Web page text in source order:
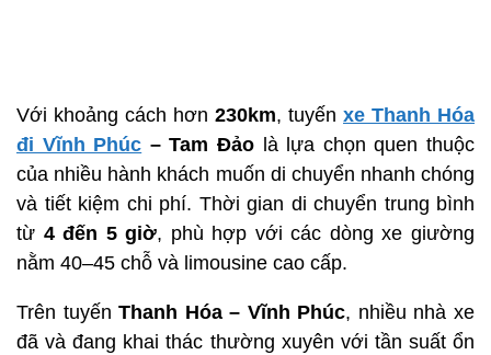
Với khoảng cách hơn 230km, tuyến xe Thanh Hóa
đi Vĩnh Phúc – Tam Đảo là lựa chọn quen thuộc
của nhiều hành khách muốn di chuyển nhanh chóng
và tiết kiệm chi phí. Thời gian di chuyển trung bình
từ 4 đến 5 giờ, phù hợp với các dòng xe giường
nằm 40–45 chỗ và limousine cao cấp.
Trên tuyếnThanh Hóa – Vĩnh Phúc, nhiều nhà xe
đã và đang khai thác thường xuyên với tần suất ổn